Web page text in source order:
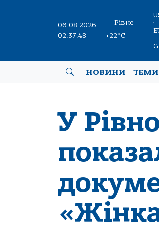
06.08.2026
02:37:48
Рівне
+22°C
НОВИНИ ТЕМИ
У